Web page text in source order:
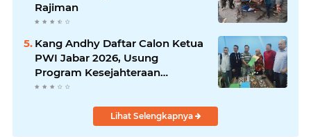
Rajiman
Kang Andhy Daftar Calon Ketua
PWI Jabar 2026, Usung
Program Kesejahteraan
Wartawan hingga Peluang Kerja
Lihat Selengkapnya